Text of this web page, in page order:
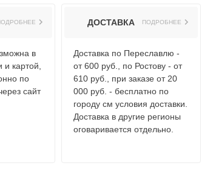
в
картой,
по
сайт
ДОСТАВКА ПОДРОБНЕЕ
Доставка по Переславлю -
от 600 руб., по Ростову - от
610 руб., при заказе от 20
000 руб. - бесплатно по
городу см условия доставки.
Доставка в другие регионы
оговаривается отдельно.